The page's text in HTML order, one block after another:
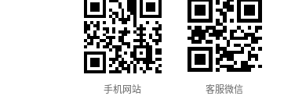
手机网站 客服微信